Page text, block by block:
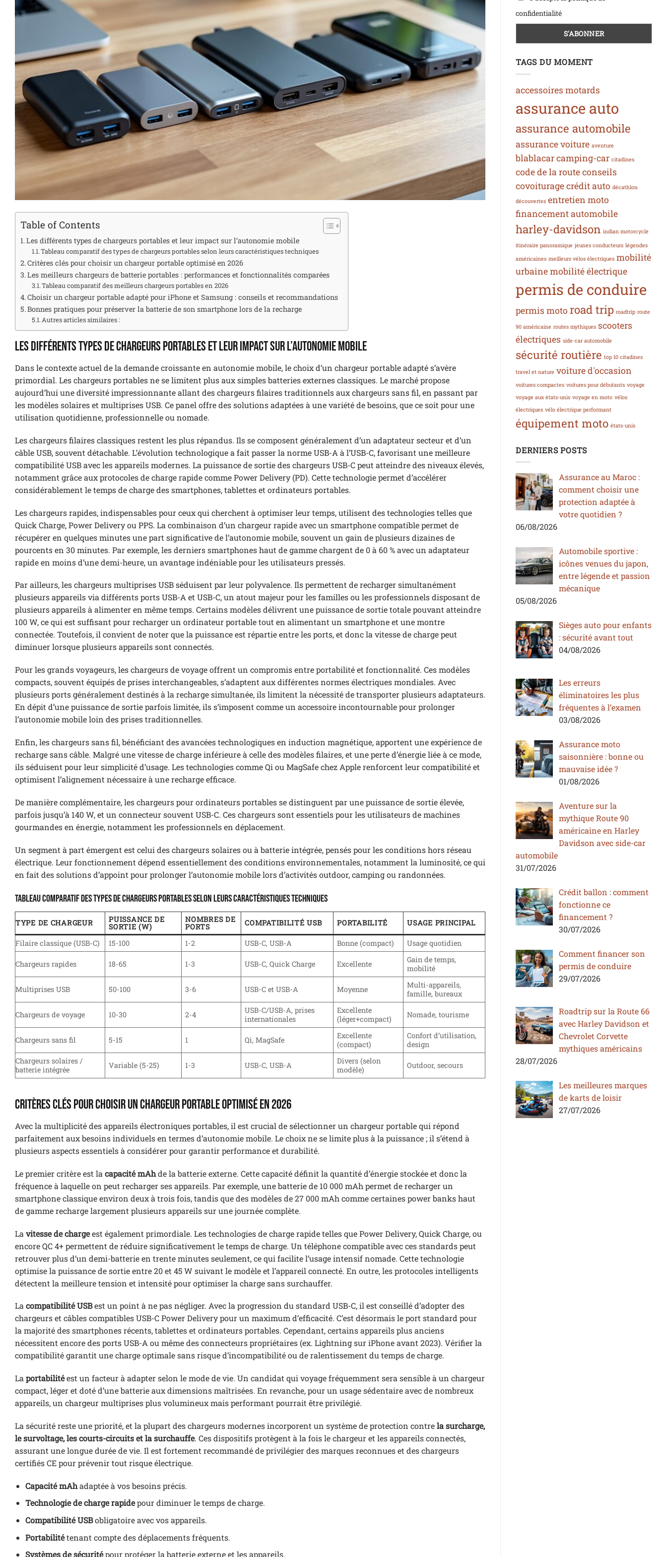
Table of Contents
Les différents types de chargeurs portables et leur impact sur l’autonomie mobile
Tableau comparatif des types de chargeurs portables selon leurs caractéristiques techniques
Critères clés pour choisir un chargeur portable optimisé en 2026
Les meilleurs chargeurs de batterie portables : performances et fonctionnalités comparées
Tableau comparatif des meilleurs chargeurs portables en 2026
Choisir un chargeur portable adapté pour iPhone et Samsung : conseils et recommandations
Bonnes pratiques pour préserver la batterie de son smartphone lors de la recharge
Autres articles similaires :
Les différents types de chargeurs portables et leur impact sur l’autonomie mobile
Dans le contexte actuel de la demande croissante en autonomie mobile, le choix d’un chargeur portable adapté s’avère
primordial. Les chargeurs portables ne se limitent plus aux simples batteries externes classiques. Le marché propose
aujourd’hui une diversité impressionnante allant des chargeurs filaires traditionnels aux chargeurs sans fil, en passant par
les modèles solaires et multiprises USB. Ce panel offre des solutions adaptées à une variété de besoins, que ce soit pour une
utilisation quotidienne, professionnelle ou nomade.
Les chargeurs filaires classiques restent les plus répandus. Ils se composent généralement d’un adaptateur secteur et d’un
câble USB, souvent détachable. L’évolution technologique a fait passer la norme USB-A à l’USB-C, favorisant une meilleure
compatibilité USB avec les appareils modernes. La puissance de sortie des chargeurs USB-C peut atteindre des niveaux élevés,
notamment grâce aux protocoles de charge rapide comme Power Delivery (PD). Cette technologie permet d’accélérer
considérablement le temps de charge des smartphones, tablettes et ordinateurs portables.
Les chargeurs rapides, indispensables pour ceux qui cherchent à optimiser leur temps, utilisent des technologies telles que
Quick Charge, Power Delivery ou PPS. La combinaison d’un chargeur rapide avec un smartphone compatible permet de
récupérer en quelques minutes une part significative de l’autonomie mobile, souvent un gain de plusieurs dizaines de
pourcents en 30 minutes. Par exemple, les derniers smartphones haut de gamme chargent de 0 à 60 % avec un adaptateur
rapide en moins d’une demi-heure, un avantage indéniable pour les utilisateurs pressés.
Par ailleurs, les chargeurs multiprises USB séduisent par leur polyvalence. Ils permettent de recharger simultanément
plusieurs appareils via différents ports USB-A et USB-C, un atout majeur pour les familles ou les professionnels disposant de
plusieurs appareils à alimenter en même temps. Certains modèles délivrent une puissance de sortie totale pouvant atteindre
100 W, ce qui est suffisant pour recharger un ordinateur portable tout en alimentant un smartphone et une montre
connectée. Toutefois, il convient de noter que la puissance est répartie entre les ports, et donc la vitesse de charge peut
diminuer lorsque plusieurs appareils sont connectés.
Pour les grands voyageurs, les chargeurs de voyage offrent un compromis entre portabilité et fonctionnalité. Ces modèles
compacts, souvent équipés de prises interchangeables, s’adaptent aux différentes normes électriques mondiales. Avec
plusieurs ports généralement destinés à la recharge simultanée, ils limitent la nécessité de transporter plusieurs adaptateurs.
En dépit d’une puissance de sortie parfois limitée, ils s’imposent comme un accessoire incontournable pour prolonger
l’autonomie mobile loin des prises traditionnelles.
Enfin, les chargeurs sans fil, bénéficiant des avancées technologiques en induction magnétique, apportent une expérience de
recharge sans câble. Malgré une vitesse de charge inférieure à celle des modèles filaires, et une perte d’énergie liée à ce mode,
ils séduisent pour leur simplicité d’usage. Les technologies comme Qi ou MagSafe chez Apple renforcent leur compatibilité et
optimisent l’alignement nécessaire à une recharge efficace.
De manière complémentaire, les chargeurs pour ordinateurs portables se distinguent par une puissance de sortie élevée,
parfois jusqu’à 140 W, et un connecteur souvent USB-C. Ces chargeurs sont essentiels pour les utilisateurs de machines
gourmandes en énergie, notamment les professionnels en déplacement.
Un segment à part émergent est celui des chargeurs solaires ou à batterie intégrée, pensés pour les conditions hors réseau
électrique. Leur fonctionnement dépend essentiellement des conditions environnementales, notamment la luminosité, ce qui
en fait des solutions d’appoint pour prolonger l’autonomie mobile lors d’activités outdoor, camping ou randonnées.
Tableau comparatif des types de chargeurs portables selon leurs caractéristiques techniques
TYPE DE CHARGEUR PUISSANCE DE
SORTIE (W)
NOMBRES DE
PORTS COMPATIBILITÉ USB PORTABILITÉ USAGE PRINCIPAL
Filaire classique (USB-C) 15-100 1-2 USB-C, USB-A Bonne (compact) Usage quotidien
Chargeurs rapides 18-65 1-3 USB-C, Quick Charge Excellente
Gain de temps,
mobilité
Multiprises USB 50-100 3-6 USB-C et USB-A Moyenne
Multi-appareils,
famille, bureaux
Chargeurs de voyage 10-30 2-4
USB-C/USB-A, prises
internationales
Excellente
(léger+compact)
Nomade, tourisme
Chargeurs sans fil 5-15 1 Qi, MagSafe
Excellente
(compact)
Confort d’utilisation,
design
Chargeurs solaires /
batterie intégrée
Variable (5-25) 1-3 USB-C, USB-A
Divers (selon
modèle)
Outdoor, secours
Critères clés pour choisir un chargeur portable optimisé en 2026
Avec la multiplicité des appareils électroniques portables, il est crucial de sélectionner un chargeur portable qui répond
parfaitement aux besoins individuels en termes d’autonomie mobile. Le choix ne se limite plus à la puissance ; il s’étend à
plusieurs aspects essentiels à considérer pour garantir performance et durabilité.
Le premier critère est la capacité mAhde la batterie externe. Cette capacité définit la quantité d’énergie stockée et donc la
fréquence à laquelle on peut recharger ses appareils. Par exemple, une batterie de 10 000 mAh permet de recharger un
smartphone classique environ deux à trois fois, tandis que des modèles de 27 000 mAh comme certaines power banks haut
de gamme recharge largement plusieurs appareils sur une journée complète.
La vitesse de chargeest également primordiale. Les technologies de charge rapide telles que Power Delivery, Quick Charge, ou
encore QC 4+ permettent de réduire significativement le temps de charge. Un téléphone compatible avec ces standards peut
retrouver plus d’un demi-batterie en trente minutes seulement, ce qui facilite l’usage intensif nomade. Cette technologie
optimise la puissance de sortie entre 20 et 45 W suivant le modèle et l’appareil connecté. En outre, les protocoles intelligents
détectent la meilleure tension et intensité pour optimiser la charge sans surchauffer.
Lacompatibilité USBest un point à ne pas négliger. Avec la progression du standard USB-C, il est conseillé d’adopter des
chargeurs et câbles compatibles USB-C Power Delivery pour un maximum d’efficacité. C’est désormais le port standard pour
la majorité des smartphones récents, tablettes et ordinateurs portables. Cependant, certains appareils plus anciens
nécessitent encore des ports USB-A ou même des connecteurs propriétaires (ex. Lightning sur iPhone avant 2023). Vérifier la
compatibilité garantit une charge optimale sans risque d’incompatibilité ou de ralentissement du temps de charge.
La portabilitéest un facteur à adapter selon le mode de vie. Un candidat qui voyage fréquemment sera sensible à un chargeur
compact, léger et doté d’une batterie aux dimensions maîtrisées. En revanche, pour un usage sédentaire avec de nombreux
appareils, un chargeur multiprises plus volumineux mais performant pourrait être privilégié.
La sécurité reste une priorité, et la plupart des chargeurs modernes incorporent un système de protection contrela surcharge,
le survoltage, les courts-circuits et la surchauffe. Ces dispositifs protègent à la fois le chargeur et les appareils connectés,
assurant une longue durée de vie. Il est fortement recommandé de privilégier des marques reconnues et des chargeurs
certifiés CE pour prévenir tout risque électrique.
Capacité mAhadaptée à vos besoins précis.
Technologie de charge rapidepour diminuer le temps de charge.
Compatibilité USBobligatoire avec vos appareils.
Portabilitétenant compte des déplacements fréquents.
Systèmes de sécuritépour protéger la batterie externe et les appareils.
confidentialité
TAGS DU MOMENT
accessoires motards
assurance auto
assurance automobile
assurance voiture aventure
blablacarcamping-car citadines
code de la routeconseils
covoituragecrédit auto décathlon
découvertes entretien moto
financement automobile
harley-davidson indian motorcycle
itinéraire panoramique jeunes conducteurs légendes
américaines meilleurs vélos électriques mobilité
urbainemobilité électrique
permis de conduire
permis moto road trip roadtrip route
90 américaine routes mythiques scooters
électriques side-car automobile
sécurité routière top 10 citadines
travel et nature voiture d'occasion
voitures compactes voitures pour débutants voyage
voyage aux états-unis voyage en moto vélos
électriques vélo électrique performant
équipement moto états-unis
DERNIERS POSTS
Assurance au Maroc :
comment choisir une
protection adaptée à
votre quotidien ?
06/08/2026
Automobile sportive :
icônes venues du japon,
entre légende et passion
mécanique
05/08/2026
Sièges auto pour enfants
: sécurité avant tout
04/08/2026
Les erreurs
éliminatoires les plus
fréquentes à l’examen
03/08/2026
Assurance moto
saisonnière : bonne ou
mauvaise idée ?
01/08/2026
Aventure sur la
mythique Route 90
américaine en Harley
Davidson avec side-car
automobile
31/07/2026
Crédit ballon : comment
fonctionne ce
financement ?
30/07/2026
Comment financer son
permis de conduire
29/07/2026
Roadtrip sur la Route 66
avec Harley Davidson et
Chevrolet Corvette
mythiques américains
28/07/2026
Les meilleures marques
de karts de loisir
27/07/2026